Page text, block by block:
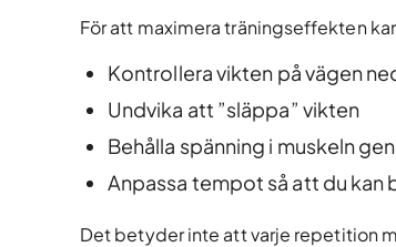
För att maximera träningseffekten
Kontrollera vikten på vägen
Undvika att ”släppa” vikten
Behålla spänning i muskeln
Anpassa tempot så att du kan
Det betyder inte att varje repetition